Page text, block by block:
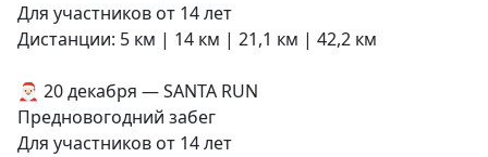
Для участников от 14 лет
Дистанции: 5 км | 14 км | 21,1 км | 42,2 км
🎅🏻 20 декабря — SANTA RUN
Предновогодний забег
Для участников от 14 лет